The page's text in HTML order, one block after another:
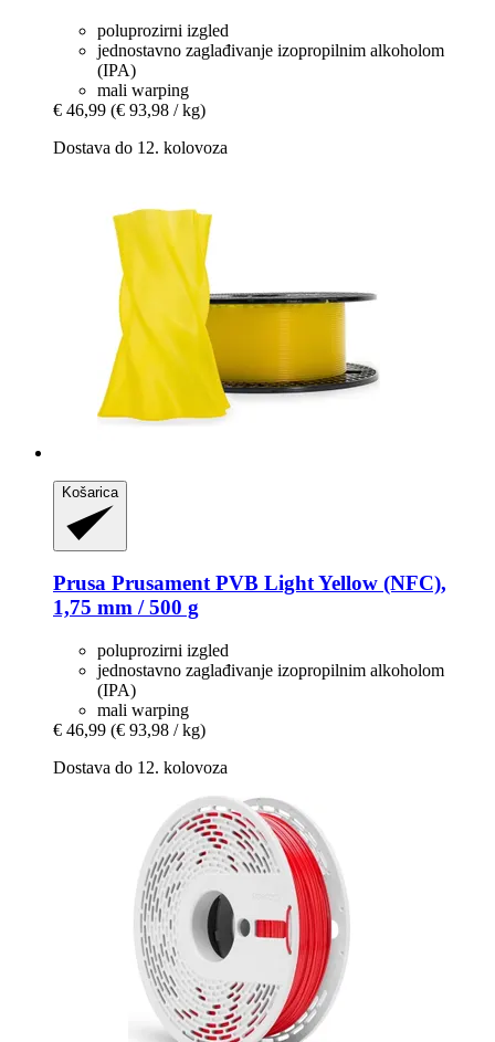
poluprozirni izgled
jednostavno zaglađivanje izopropilnim alkoholom
(IPA)
mali warping
€ 46,99 (€ 93,98 / kg)
Dostava do 12. kolovoza
Košarica
Prusa Prusament PVB Light Yellow (NFC),
1,75 mm / 500 g
poluprozirni izgled
jednostavno zaglađivanje izopropilnim alkoholom
(IPA)
mali warping
€ 46,99 (€ 93,98 / kg)
Dostava do 12. kolovoza